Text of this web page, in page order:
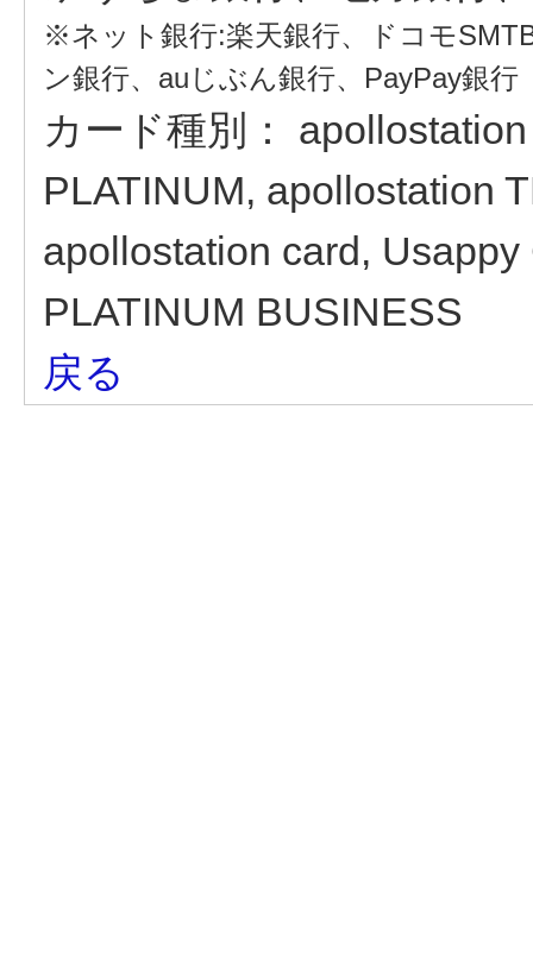
※ネット銀行:楽天銀行、ドコモ
ン銀行、auじぶん銀行、PayPay銀行
カード種別：
PLATINUM, apollostation
apollostation card,
PLATINUM BUSINESS
戻る